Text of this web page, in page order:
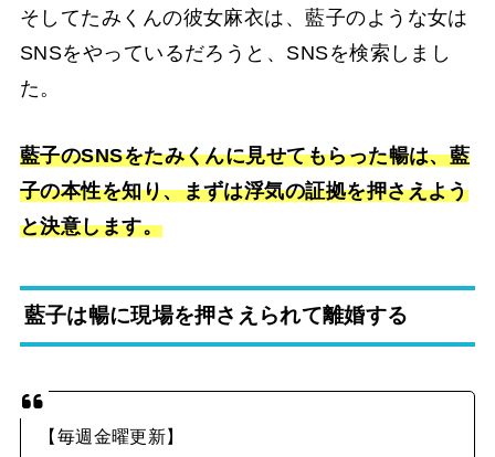
そしてたみくんの彼女麻衣は、藍子のような女は
SNSをやっているだろうと、SNSを検索しまし
た。
藍子のSNSをたみくんに見せてもらった暢は、藍
子の本性を知り、まずは浮気の証拠を押さえよう
と決意します。
藍子は暢に現場を押さえられて離婚する
【毎週金曜更新】